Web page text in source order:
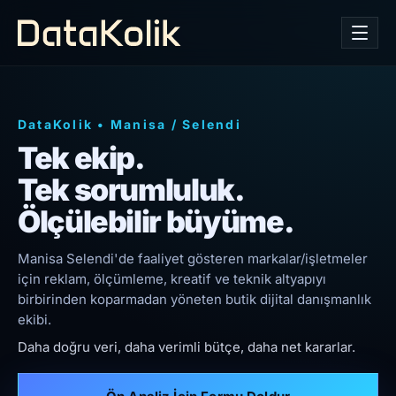
DataKolik • Manisa /Selendi
Tek ekip.
Tek sorumluluk.
Ölçülebilir büyüme.
Manisa Selendi'de faaliyet gösteren markalar/işletmeler
için reklam, ölçümleme, kreatif ve teknik altyapıyı
birbirinden koparmadan yöneten butik dijital danışmanlık
ekibi.
Daha doğru veri, daha verimli bütçe, daha net kararlar.